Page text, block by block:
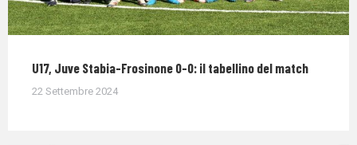
U17, Juve Stabia-Frosinone 0-0: il tabellino del match
22 Settembre 2024